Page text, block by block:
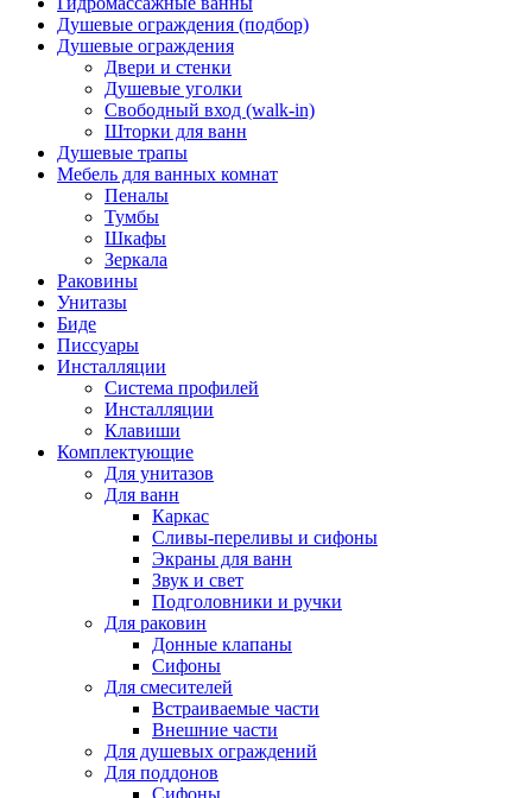
Душевые ограждения (подбор)
Душевые ограждения
Двери и стенки
Душевые уголки
Свободный вход (walk-in)
Шторки для ванн
Душевые трапы
Мебель для ванных комнат
Пеналы
Тумбы
Шкафы
Зеркала
Раковины
Унитазы
Биде
Писсуары
Инсталляции
Система профилей
Инсталляции
Клавиши
Комплектующие
Для унитазов
Для ванн
Каркас
Сливы-переливы и сифоны
Экраны для ванн
Звук и свет
Подголовники и ручки
Для раковин
Донные клапаны
Сифоны
Для смесителей
Встраиваемые части
Внешние части
Для душевых ограждений
Для поддонов
Сифоны